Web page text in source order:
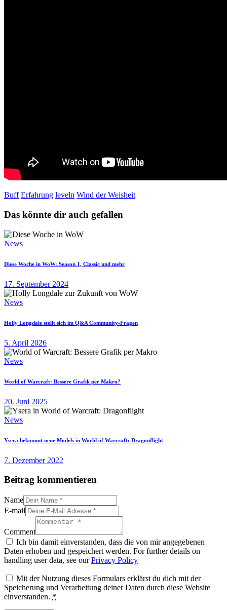
Buff Erfahrung leveln Wind der Weisheit
Das könnte dir auch gefallen
News
Diese Woche in WoW: Season 1, Classic und mehr
17. September 2024
News
Holly Longdale stellt sich im Q&A Community-Fragen
5. April 2026
News
World of Warcraft: Bessere Grafik per Makro?
20. Juni 2025
News
Ysera bekommt neue Models in World of Warcraft: Dragonflight
7. Dezember 2022
Beitrag kommentieren
Name
E-mail
Comment
Ich bin damit einverstanden, dass die von mir angegebenen
Daten erhoben und gespeichert werden. For further details on
handling user data, see ourPrivacy Policy
Mit der Nutzung dieses Formulars erklärst du dich mit der
Speicherung und Verarbeitung deiner Daten durch diese Website
einverstanden. *